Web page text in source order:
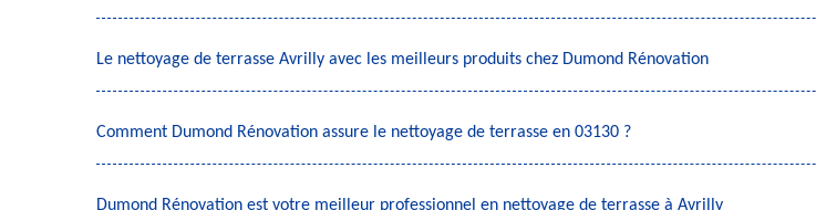
Le nettoyage de terrasse Avrilly avec les meilleurs produits chez Dumond Rénovation
Comment Dumond Rénovation assure le nettoyage de terrasse en 03130 ?
Dumond Rénovation est votre meilleur professionnel en nettoyage de terrasse à Avrilly